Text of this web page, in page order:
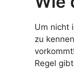
Um nicht
zu
Regel